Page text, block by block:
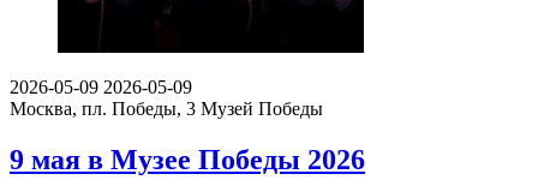
2026-05-09 2026-05-09
Москва, пл. Победы, 3 Музей Победы
9 мая в Музее Победы 2026